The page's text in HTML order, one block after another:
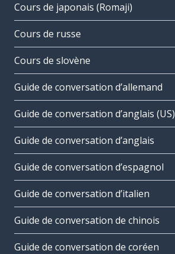
Cours de japonais (Romaji)
Cours de russe
Cours de slovène
Guide de conversation d’allemand
Guide de conversation d’anglais (US)
Guide de conversation d’anglais
Guide de conversation d’espagnol
Guide de conversation d’italien
Guide de conversation de chinois
Guide de conversation de coréen